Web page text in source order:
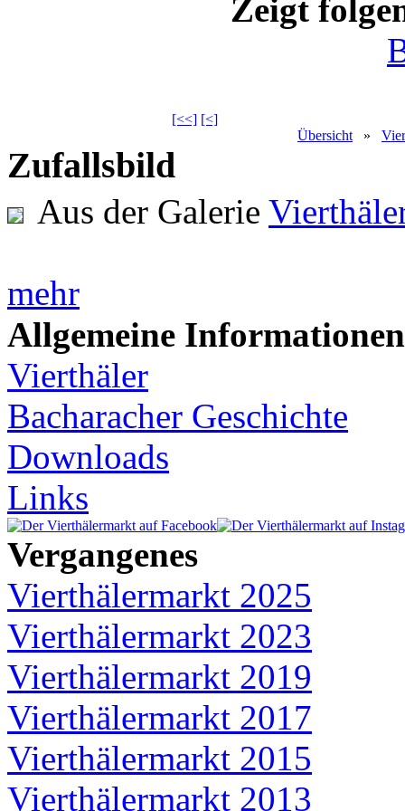
Zeigt
[<<] [<]
Übersicht »
Zufallsbild
Aus der Galerie
mehr
Allgemeine Informationen
Vierthäler
Bacharacher Geschichte
Downloads
Links
Vergangenes
Vierthälermarkt 2025
Vierthälermarkt 2023
Vierthälermarkt 2019
Vierthälermarkt 2017
Vierthälermarkt 2015
Vierthälermarkt 2013